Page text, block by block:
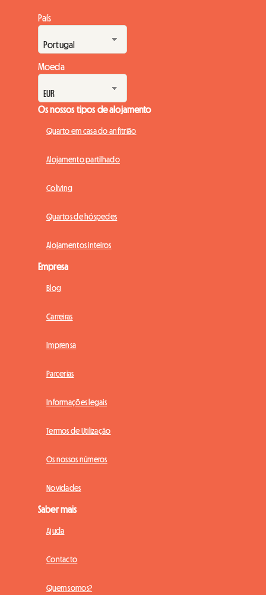
País
Moeda
Os nossos tipos de alojamento
Quarto em casa do anfitrião
Alojamento partilhado
Coliving
Quartos de hóspedes
Alojamentos inteiros
Empresa
Blog
Carreiras
Imprensa
Parcerias
Informações legais
Termos de Utilização
Os nossos números
Novidades
Saber mais
Ajuda
Contacto
Quem somos?